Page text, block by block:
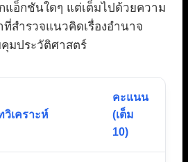
อ็กชันใดๆ แต่เต็มไปด้วยความ
สำรวจแนวคิดเรื่องอำนาจ
มประวัติศาสตร์
วิเคราะห์
คะแนน
(เต็ม
10)